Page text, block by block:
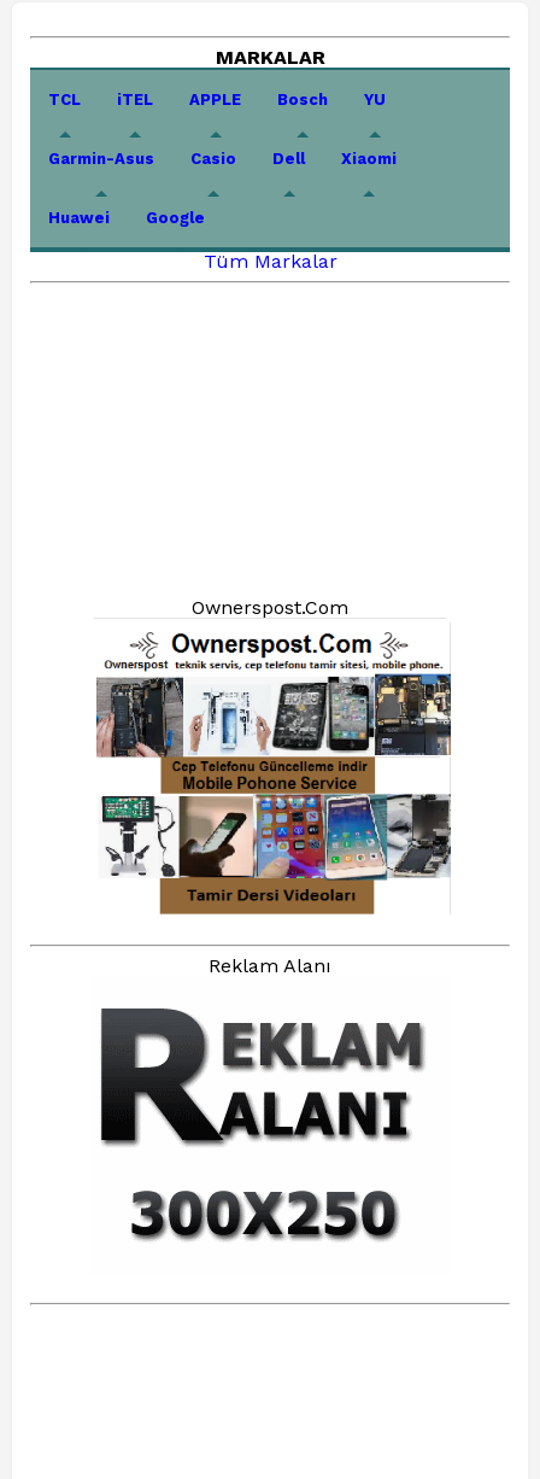
MARKALAR
TCL iTEL APPLE Bosch YU
Garmin-Asus Casio Dell Xiaomi
Huawei Google
Tüm Markalar
Ownerspost.Com
Reklam Alanı